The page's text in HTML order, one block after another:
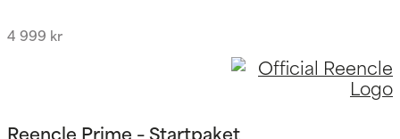
4 999 kr
Reencle Prime – Startpaket